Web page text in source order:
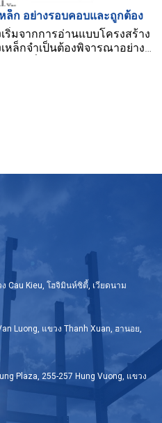
ล็ก อย่างรอบคอบและถูกต้อง
มจากการอ่านแบบโครงสร้าง
หล็กจำเป็นต้องพิจารณาอย่าง
Cau Kieu, โฮจิมินห์ซิตี้, เวียดนาม
Luong, แขวง Thanh Xuan, ฮานอย,
Plaza, 255-257 Hung Vuong, แขวง